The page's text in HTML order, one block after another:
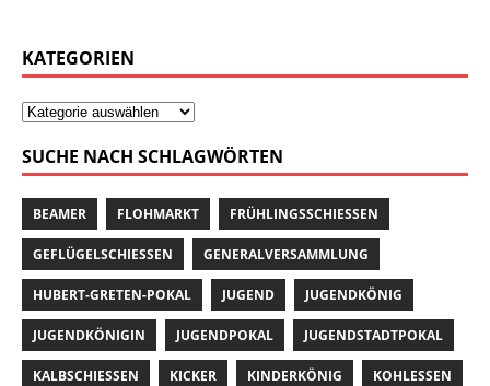
KATEGORIEN
SUCHE NACH SCHLAGWÖRTEN
BEAMER FLOHMARKT FRÜHLINGSSCHIESSEN
GEFLÜGELSCHIESSEN GENERALVERSAMMLUNG
HUBERT-GRETEN-POKAL JUGEND JUGENDKÖNIG
JUGENDKÖNIGIN JUGENDPOKAL JUGENDSTADTPOKAL
KALBSCHIESSEN KICKER KINDERKÖNIG KOHLESSEN